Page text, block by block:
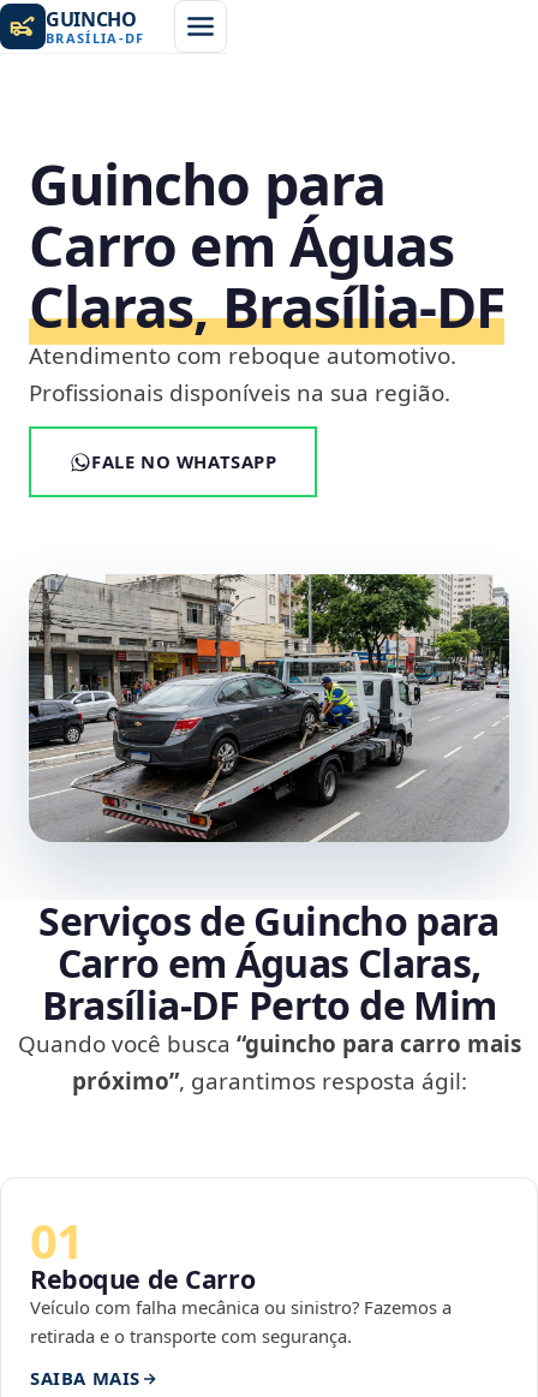
GUINCHO
BRASÍLIA -DF
Guincho para
Carro em Águas
Claras, Brasília‑DF
Atendimento com reboque automotivo.
Profissionais disponíveis na sua região.
FALE NO WHATSAPP
Serviços de Guincho para
Carro em Águas Claras,
Brasília‑DF Perto de Mim
Quando você busca “guincho para carro mais
próximo”, garantimos resposta ágil:
01
Reboque de Carro
Veículo com falha mecânica ou sinistro? Fazemos a
retirada e o transporte com segurança.
SAIBA MAIS